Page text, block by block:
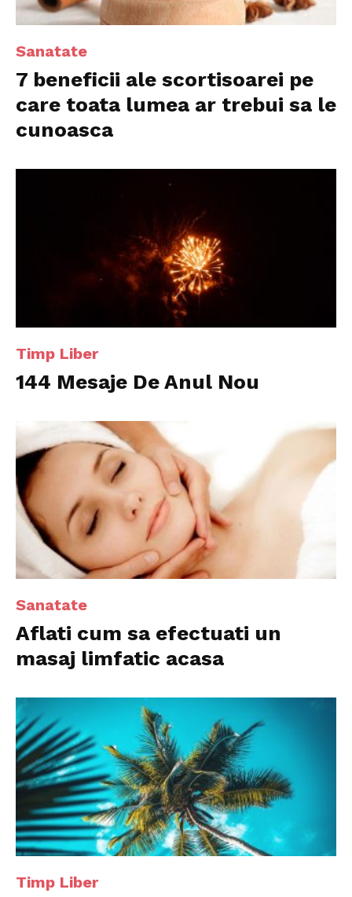
Sanatate
7 beneficii ale scortisoarei pe
care toata lumea ar trebui sa le
cunoasca
Timp Liber
144 Mesaje De Anul Nou
Sanatate
Aflati cum sa efectuati un
masaj limfatic acasa
Timp Liber